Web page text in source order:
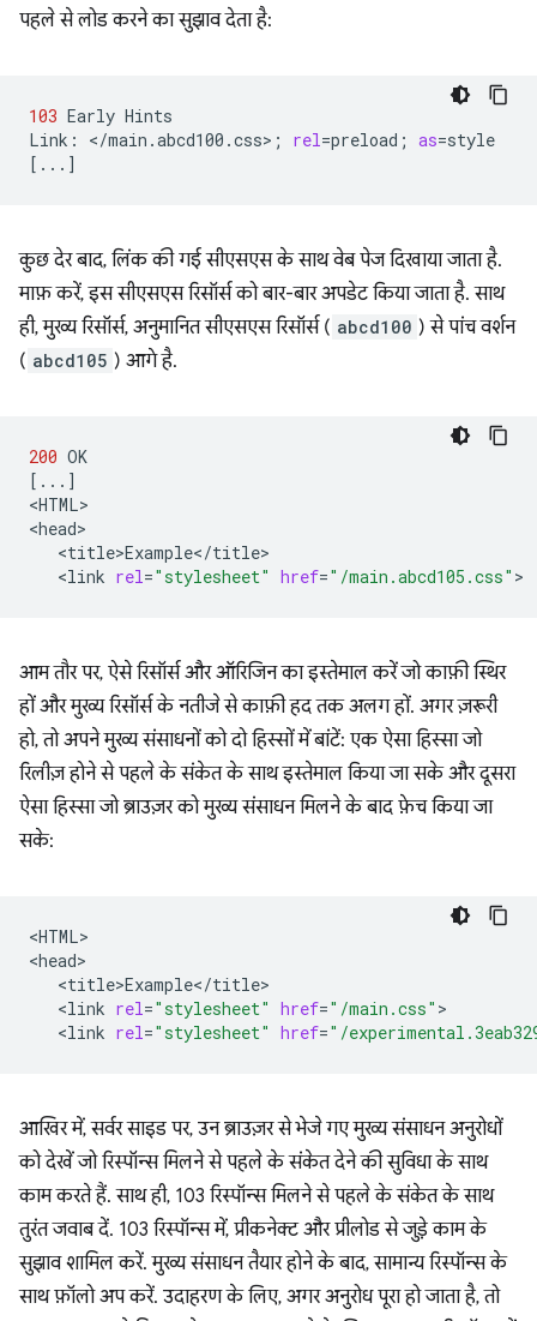
पहले से लोड करने का सुझाव देता है:
103 Early Hints
Link:
</main.abcd100.css> ; rel=preload ; as=
[ ... ]
कुछ देर बाद, लिंक की गई सीएसएस के साथ वेब पेज दिखाया जाता है.
माफ़ करें, इस सीएसएस रिसॉर्स को बार-बार अपडेट किया जाता है. साथ
ही, मुख्य रिसॉर्स, अनुमानित सीएसएस रिसॉर्स ( abcd100 ) से पांच वर्शन
( abcd105 ) आगे है.
200
[ ... ]
<HTML>
<link rel="stylesheet" href="/main.abcd105.css"
आम तौर पर, ऐसे रिसॉर्स और ऑरिजिन का इस्तेमाल करें जो काफ़ी स्थिर
हों और मुख्य रिसॉर्स के नतीजे से काफ़ी हद तक अलग हों. अगर ज़रूरी
हो, तो अपने मुख्य संसाधनों को दो हिस्सों में बांटें: एक ऐसा हिस्सा जो
रिलीज़ होने से पहले के संकेत के साथ इस्तेमाल किया जा सके और दूसरा
ऐसा हिस्सा जो ब्राउज़र को मुख्य संसाधन मिलने के बाद फ़ेच किया जा
सके:
<HTML>
<link rel="stylesheet" href="/main.css"
<link rel="stylesheet" href="/
आखिर में, सर्वर साइड पर, उन ब्राउज़र से भेजे गए मुख्य संसाधन अनुरोधों
को देखें जो रिस्पॉन्स मिलने से पहले के संकेत देने की सुविधा के साथ
काम करते हैं. साथ ही, 103 रिस्पॉन्स मिलने से पहले के संकेत के साथ
तुरंत जवाब दें. 103 रिस्पॉन्स में, प्रीकनेक्ट और प्रीलोड से जुड़े काम के
सुझाव शामिल करें. मुख्य संसाधन तैयार होने के बाद, सामान्य रिस्पॉन्स के
साथ फ़ॉलो अप करें. उदाहरण के लिए, अगर अनुरोध पूरा हो जाता है, तो